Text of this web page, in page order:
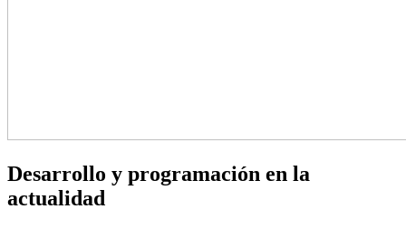
Desarrollo y programación en la
actualidad